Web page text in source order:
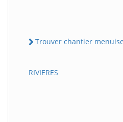
Trouver chantier
RIVIERES